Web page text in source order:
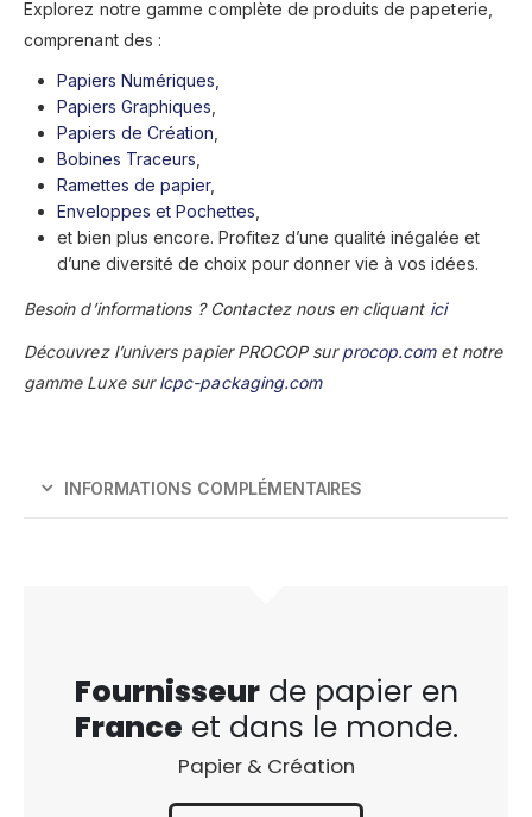
Explorez notre gamme complète de produits de papeterie,
comprenant des :
Papiers Numériques,
Papiers Graphiques
Papiers de Création
Bobines Traceurs
Ramettes de papier,
Enveloppes et Pochettes
et bien plus encore. Profitez d’une qualité inégalée et
d’une diversité de choix pour donner vie à vos idées.
Besoin d’informations ? Contactez nous en cliquant ici
Découvrez l’univers papier PROCOP surprocop.comet notre
gamme Luxe surlcpc-packaging.com
INFORMATIONS COMPLÉMENTAIRES
Fournisseurde papier en
France et dans le monde.
Papier & Création